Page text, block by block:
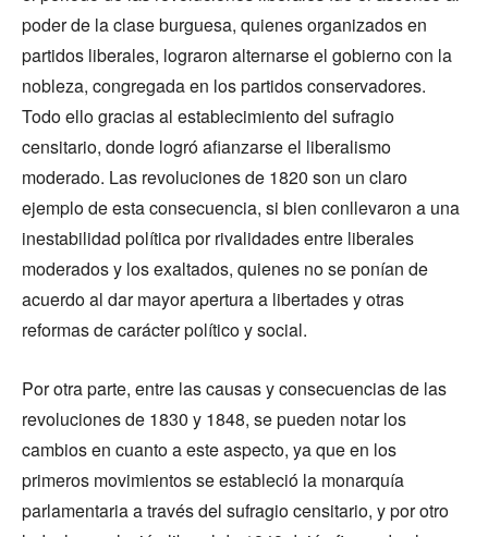
poder de la clase burguesa, quienes organizados en
partidos liberales, lograron alternarse el gobierno con la
nobleza, congregada en los partidos conservadores.
Todo ello gracias al establecimiento del sufragio
censitario, donde logró afianzarse el liberalismo
moderado. Las revoluciones de 1820 son un claro
ejemplo de esta consecuencia, si bien conllevaron a una
inestabilidad política por rivalidades entre liberales
moderados y los exaltados, quienes no se ponían de
acuerdo al dar mayor apertura a libertades y otras
reformas de carácter político y social.
Por otra parte, entre las causas y consecuencias de las
revoluciones de 1830 y 1848, se pueden notar los
cambios en cuanto a este aspecto, ya que en los
primeros movimientos se estableció la monarquía
parlamentaria a través del sufragio censitario, y por otro